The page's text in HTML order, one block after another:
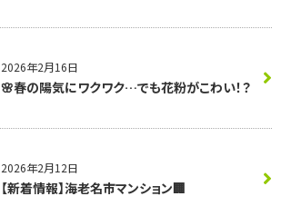
2026年2月16日
🌸春の陽気にワクワク…でも花粉がこわい！？
2026年2月12日
【新着情報】海老名市マンション🏢